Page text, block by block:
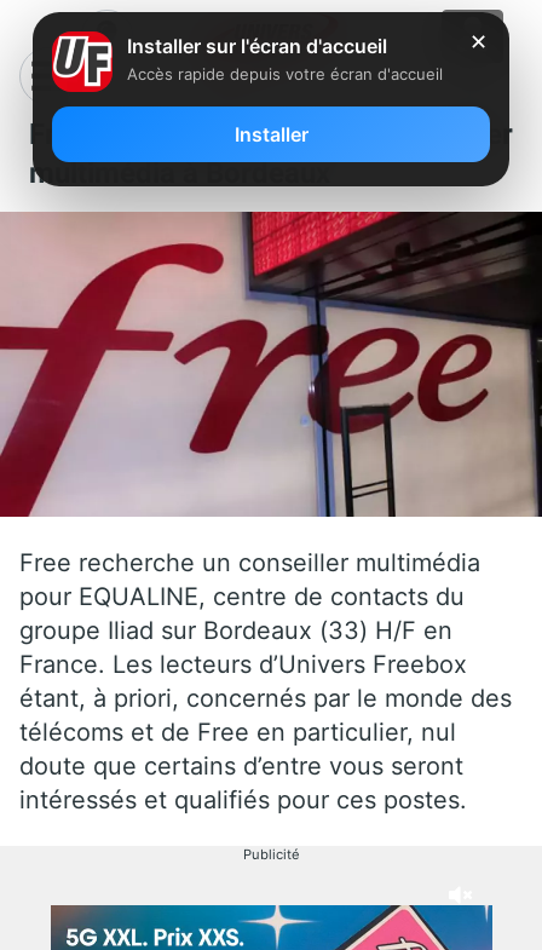
Free recherche un conseiller
multimédia à Bordeaux
Free recherche un conseiller multimédia
pour EQUALINE, centre de contacts du
groupe Iliad sur Bordeaux (33) H/F en
France. Les lecteurs d’Univers Freebox
étant, à priori, concernés par le monde des
télécoms et de Free en particulier, nul
doute que certains d’entre vous seront
intéressés et qualifiés pour ces postes.
Publicité
✕
Installer sur l'écran d'accueil
Accès rapide depuis votre écran d'accueil
Installer